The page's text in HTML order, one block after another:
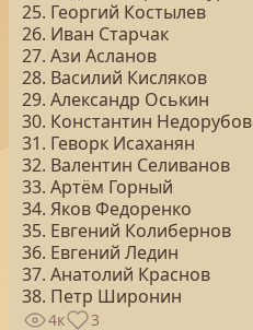
25. Георгий Костылев
26. Иван Старчак
27. Ази Асланов
28. Василий Кисляков
29. Александр Оськин
30. Константин Недорубов
31. Геворк Исаханян
32. Валентин Селиванов
33. Артём Горный
34. Яков Федоренко
35. Евгений Колибернов
36. Евгений Ледин
37. Анатолий Краснов
38. Петр Широнин
4к 3